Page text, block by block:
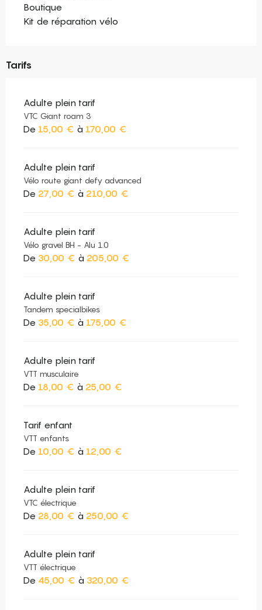
Boutique
Kit de réparation vélo
Tarifs
Adulte plein tarif
VTC Giant roam 3
De 15,00 € à 170,00 €
Adulte plein tarif
Vélo route giant defy advanced
De 27,00 € à 210,00 €
Adulte plein tarif
Vélo gravel BH - Alu 1.0
De 30,00 € à 205,00 €
Adulte plein tarif
Tandem specialbikes
De 35,00 € à 175,00 €
Adulte plein tarif
VTT musculaire
De 18,00 € à 25,00 €
Tarif enfant
VTT enfants
De 10,00 € à 12,00 €
Adulte plein tarif
VTC électrique
De 28,00 € à 250,00 €
Adulte plein tarif
VTT électrique
De 45,00 € à 320,00 €